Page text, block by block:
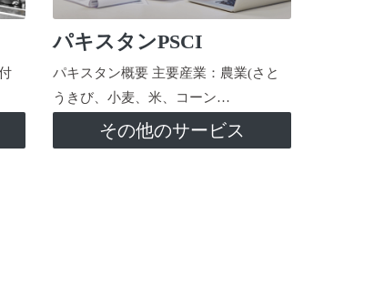
パキスタンPSCI
パキスタン概要 主要産業：農業(さと
うきび、小麦、米、コーン…
その他のサービス